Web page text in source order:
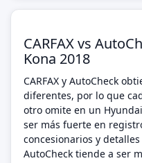
CARFAX vs
Kona 2018
CARFAX y AutoCheck
diferentes, por lo que
otro omite en un Hyundai
ser más fuerte en
concesionarios y
AutoCheck tiende a ser